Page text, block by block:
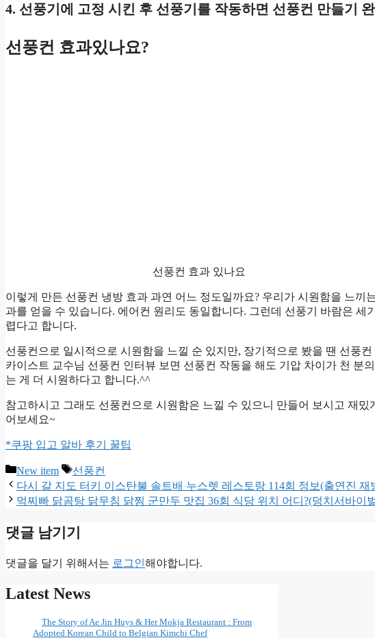
4. 선풍기에 고정 시킨 후 선풍기를 작동하면 선풍컨 만들기
선풍컨 효과있나요?
선풍컨 효과 있나요
이렇게 만든 선풍컨 냉방 효과 과연 어느 정도일까요? 우리가 시원함을 느끼
과를 얻을 수 있습니다. 에어컨 원리도 동일합니다. 그런데 선풍기 바람은
렵다고 합니다.
선풍컨으로 일시적으로 시원함을 느낄 순 있지만, 장기적으로 봤을 땐 선풍
카이스트 교수님 선풍컨 인터뷰 보면 선풍컨 작동을 해도 기압 차이가 천 분
는 게 더 시원하다고 합니다.^^
참고하시고 그래도 선풍컨으로 시원함은 느낄 수 있으니 만들어 보시고 재밌
어보세요~
*쿠팡 입고 알바 후기 꿀팁
카
테
고
New item
태
그
선풍컨
다시 갈 지도 터키 이스탄불 솔트배 누스렛 레스토랑 114회 정보(출연진
먹찌빠 닭곰탕 닭무침 닭찜 군만두 맛집 36회 식당 위치 어디?(덩치서바이
댓글 남기기
댓글을 달기 위해서는 로그인해야합니다.
Latest News
The Story of Ae Jin Huys & Her Mokja Restaurant : From
Adopted Korean Child to Belgian Kimchi Chef